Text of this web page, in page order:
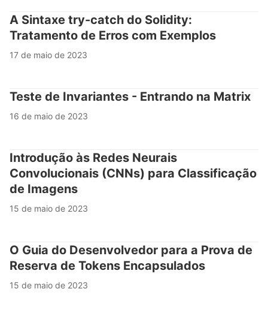
A Sintaxe try-catch do Solidity:
Tratamento de Erros com Exemplos
17 de maio de 2023
Teste de Invariantes - Entrando na Matrix
16 de maio de 2023
Introdução às Redes Neurais
Convolucionais (CNNs) para Classificação
de Imagens
15 de maio de 2023
O Guia do Desenvolvedor para a Prova de
Reserva de Tokens Encapsulados
15 de maio de 2023